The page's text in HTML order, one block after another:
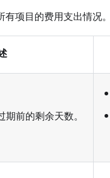
项目的费用支出情况。
前的剩余天数。